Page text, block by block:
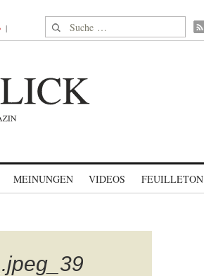
Suche nach:
MEINUNGEN VIDEOS FEUILLETON